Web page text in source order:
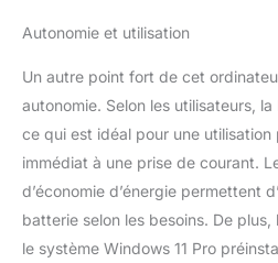
Chaque détail peut être
extrêmement élevée. Que
magnifiques paysages du
de bataille féroces, ils
présenter avec le meilleur
prendre l'initiative dans le
immersive : WiFi 6, BT5.2,
DMIC*2, HDMI】 Équipé
x1 et d'une prise casque
Autonomie et utilisation
Un autre point fort de cet
autonomie. Selon les utilisateurs,
ce qui est idéal pour une utilisation
immédiat à une prise de courant.
d’économie d’énergie permettent
batterie selon les besoins. De
le système Windows 11 Pro